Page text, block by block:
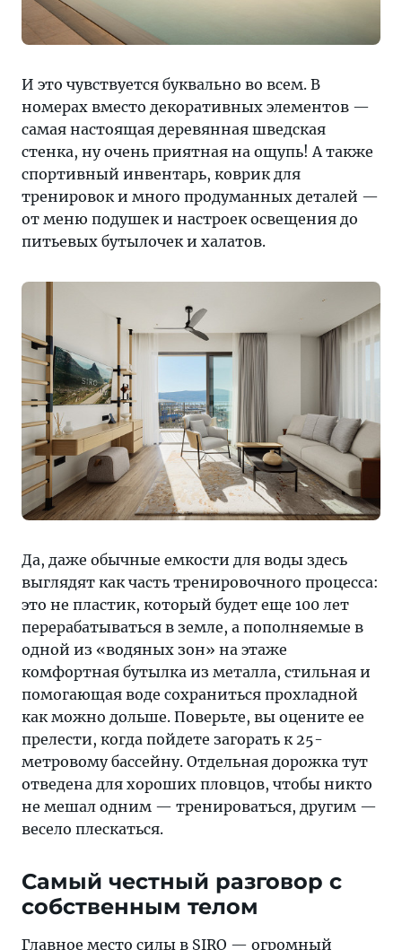
И это чувствуется буквально во всем. В
номерах вместо декоративных элементов —
самая настоящая деревянная шведская
стенка, ну очень приятная на ощупь! А также
спортивный инвентарь, коврик для
тренировок и много продуманных деталей —
от меню подушек и настроек освещения до
питьевых бутылочек и халатов.
Да, даже обычные емкости для воды здесь
выглядят как часть тренировочного процесса:
это не пластик, который будет еще 100 лет
перерабатываться в земле, а пополняемые в
одной из «водяных зон» на этаже
комфортная бутылка из металла, стильная и
помогающая воде сохраниться прохладной
как можно дольше. Поверьте, вы оцените ее
прелести, когда пойдете загорать к 25-
метровому бассейну. Отдельная дорожка тут
отведена для хороших пловцов, чтобы никто
не мешал одним — тренироваться, другим —
весело плескаться.
Самый честный разговор с
собственным телом
Главное место силы в SIRO — огромный